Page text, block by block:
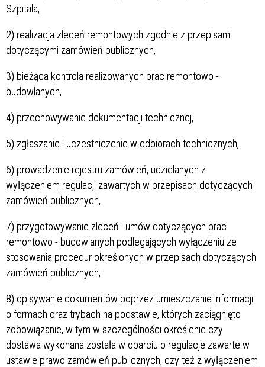
Personel
Szpitala,
2) realizacja zleceń remontowych zgodnie z przepisami
dotyczącymi zamówień publicznych,
3) bieżąca kontrola realizowanych prac remontowo -
budowlanych,
4) przechowywanie dokumentacji technicznej,
5) zgłaszanie i uczestniczenie w odbiorach technicznych,
6) prowadzenie rejestru zamówień, udzielanych z
wyłączeniem regulacji zawartych w przepisach dotyczących
zamówień publicznych,
7) przygotowywanie zleceń i umów dotyczących prac
remontowo - budowlanych podlegających wyłączeniu ze
stosowania procedur określonych w przepisach dotyczących
zamówień publicznych;
8) opisywanie dokumentów poprzez umieszczanie informacji
o formach oraz trybach na podstawie, których zaciągnięto
zobowiązanie, w tym w szczególności określenie czy
dostawa wykonana została w oparciu o regulacje zawarte w
ustawie prawo zamówień publicznych, czy też z wyłączeniem